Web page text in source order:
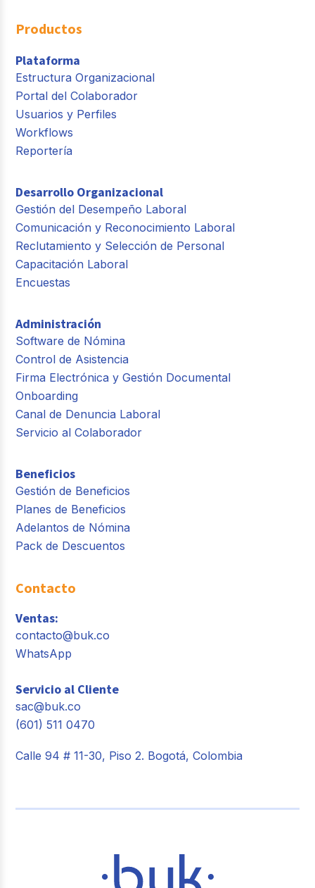
Productos
Plataforma
Estructura Organizacional
Portal del Colaborador
Usuarios y Perfiles
Workflows
Reportería
Desarrollo Organizacional
Gestión del Desempeño Laboral
Comunicación y Reconocimiento Laboral
Reclutamiento y Selección de Personal
Capacitación Laboral
Encuestas
Administración
Software de Nómina
Control de Asistencia
Firma Electrónica y Gestión Documental
Onboarding
Canal de Denuncia Laboral
Servicio al Colaborador
Beneficios
Gestión de Beneficios
Planes de Beneficios
Adelantos de Nómina
Pack de Descuentos
Contacto
Ventas:
contacto@buk.co
WhatsApp
Servicio al Cliente
sac@buk.co
(601) 511 0470
Calle 94 # 11-30, Piso 2. Bogotá, Colombia